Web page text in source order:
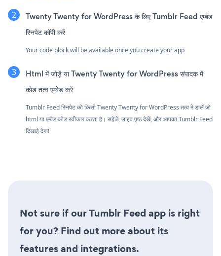
Twenty Twenty for WordPress के लिए Tumblr Feed एम्बेड
स्निपेट कॉपी करें
Your code block will be available once you create your app
Html में जोड़ें या Twenty Twenty for WordPress संपादक में
कोड तत्व एम्बेड करें
Tumblr Feed स्निपेट को किसी Twenty Twenty for WordPress तत्व में डालें जो
html या एम्बेड कोड स्वीकार करता है। सहेजें, लाइव पृष्ठ देखें, और आपका Tumblr Feed
दिखाई देगा!
Not sure if our Tumblr Feed app is right
for you? Find out more about its
features and integrations.